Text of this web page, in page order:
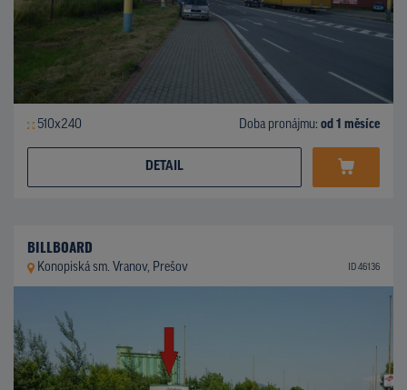
510x240 Doba pronájmu: od 1 měsíce
DETAIL
BILLBOARD
Konopiská sm. Vranov, Prešov ID 46136